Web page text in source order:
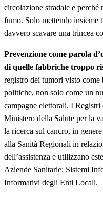
circolazione stradale e perché
fumo. Solo mettendo insieme
davvero scavare una trincea
Prevenzione come parola
di quelle fabbriche troppo
registro dei tumori visto
politiche, non solo come un
campagne elettorali. I
Ministero della Salute per la
la ricerca sul cancro, in
alla Sanità Regionali in
dell’assistenza e utilizzano
Aziende Sanitarie; Sistemi
Informativi degli Enti Locali.